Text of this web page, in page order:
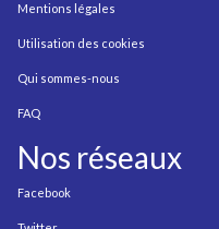
Mentions légales
Utilisation des cookies
Qui sommes-nous
FAQ
Nos réseaux
Facebook